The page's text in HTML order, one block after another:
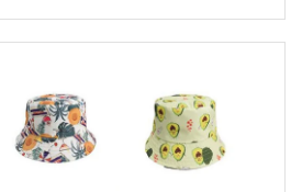
बच्चों के लिए